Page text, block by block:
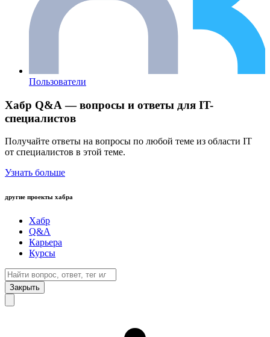
Пользователи
Хабр Q&A — вопросы и ответы для IT-
специалистов
Получайте ответы на вопросы по любой теме из области IT
от специалистов в этой теме.
Узнать больше
другие проекты хабра
Хабр
Q&A
Карьера
Курсы
Закрыть